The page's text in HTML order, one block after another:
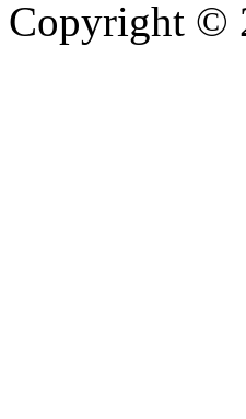
Copyright ©